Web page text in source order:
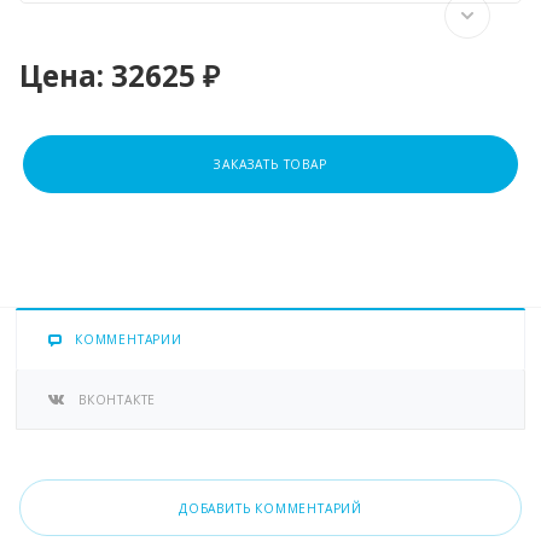
Цена: 32625 ₽
ЗАКАЗАТЬ ТОВАР
КОММЕНТАРИИ
ВКОНТАКТЕ
ДОБАВИТЬ КОММЕНТАРИЙ